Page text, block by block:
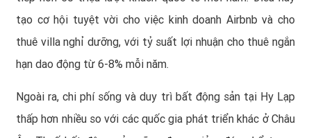
tạo cơ hội tuyệt vời cho việc kinh doanh Airbnb và cho
thuê villa nghỉ dưỡng, với tỷ suất lợi nhuận cho thuê ngắn
hạn dao động từ 6-8% mỗi năm.
Ngoài ra, chi phí sống và duy trì bất động sản tại Hy Lạp
thấp hơn nhiều so với các quốc gia phát triển khác ở Châu